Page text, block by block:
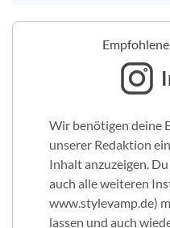
Wir benötigen deine
unserer Redaktion
Inhalt anzuzeigen.
auch alle weiteren
www.stylevamp.de)
lassen und auch